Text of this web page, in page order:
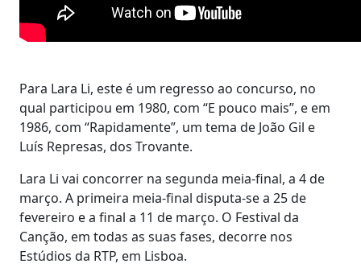
Para Lara Li, este é um regresso ao concurso, no
qual participou em 1980, com “E pouco mais”, e em
1986, com “Rapidamente”, um tema de João Gil e
Luís Represas, dos Trovante.
Lara Li vai concorrer na segunda meia-final, a 4 de
março. A primeira meia-final disputa-se a 25 de
fevereiro e a final a 11 de março. O Festival da
Canção, em todas as suas fases, decorre nos
Estúdios da RTP, em Lisboa.